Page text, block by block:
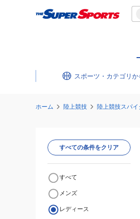
スポーツ・カテゴリ
ホーム 陸上競技 陸上競技スパ
すべての条件をクリア
すべて
メンズ
レディース